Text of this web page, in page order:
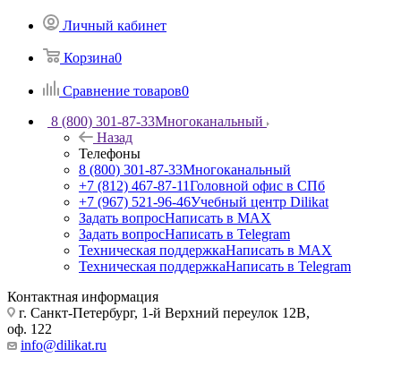
Личный кабинет
Корзина0
Сравнение товаров0
8 (800) 301-87-33Многоканальный
Назад
Телефоны
8 (800) 301-87-33Многоканальный
+7 (812) 467-87-11Головной офис в СПб
+7 (967) 521-96-46Учебный центр Dilikat
Задать вопросНаписать в MAX
Задать вопросНаписать в Telegram
Техническая поддержкаНаписать в MAX
Техническая поддержкаНаписать в Telegram
Контактная информация
г. Санкт-Петербург, 1-й Верхний переулок 12В,
оф. 122
info@dilikat.ru